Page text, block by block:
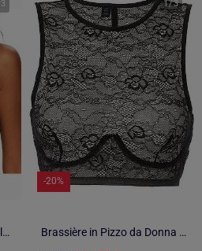
3
Brassière Donna Tommy Hilfiger Senza Imbottitura
1/3
-20%
Brassière in Pizzo da Donna Vero Moda